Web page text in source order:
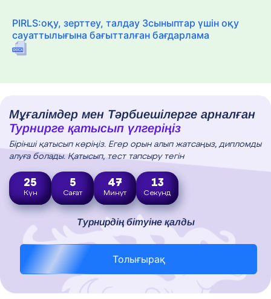
PIRLS:оқу, зерттеу, талдау 3сыныптар үшін оқу
сауаттылығына бағытталған бағдарлама
Мұғалімдер мен Тәрбиешілерге арналған
Турнирге қатысып үлгеріңіз
Бірінші қатысып көріңіз. Егер орын алып жатсаңыз, дипломды
алуға болады. Қатысып, тест тапсыру тегін
25
Күн
5
Сағат
47
Минут
12
Секунд
Турнирдің бітуіне қалды
Толығырақ